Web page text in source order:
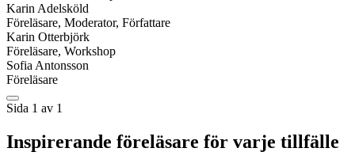
Karin Adelsköld
Föreläsare, Moderator, Författare
Karin Otterbjörk
Föreläsare, Workshop
Sofia Antonsson
Föreläsare
Sida 1 av 1
Inspirerande föreläsare för varje tillfälle